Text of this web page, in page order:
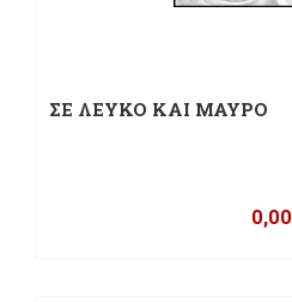
ΣΕ ΛΕΥΚΟ ΚΑΙ ΜΑΥΡΟ
0,00